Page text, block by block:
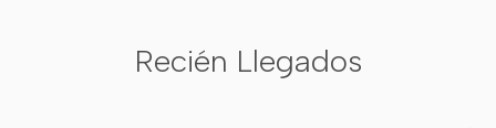
Recién Llegados